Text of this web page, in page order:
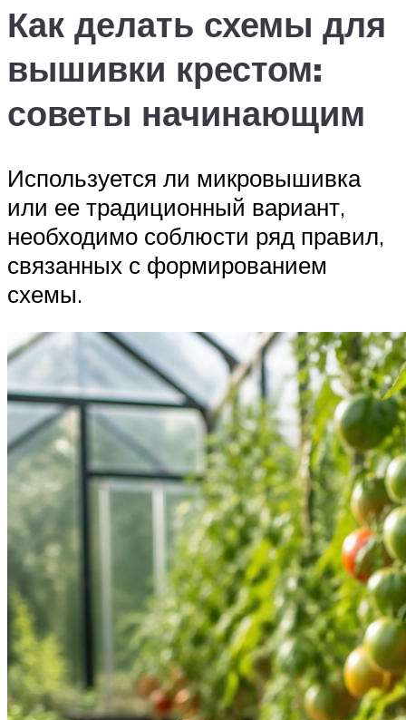
Как делать схемы для
вышивки крестом:
советы начинающим
Используется ли микровышивка
или ее традиционный вариант,
необходимо соблюсти ряд правил,
связанных с формированием
схемы.